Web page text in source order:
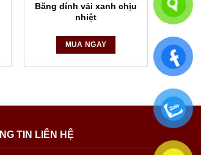
Băng dính vải xanh chịu
nhiệt
MUA NGAY
TIN LIÊN HỆ